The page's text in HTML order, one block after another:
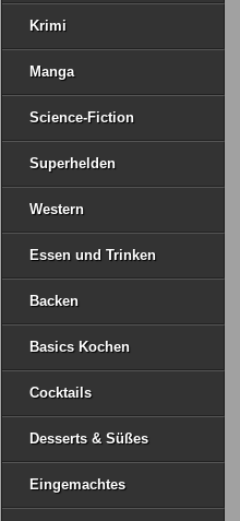
Krimi
Manga
Science-Fiction
Superhelden
Western
Essen und Trinken
Backen
Basics Kochen
Cocktails
Desserts & Süßes
Eingemachtes